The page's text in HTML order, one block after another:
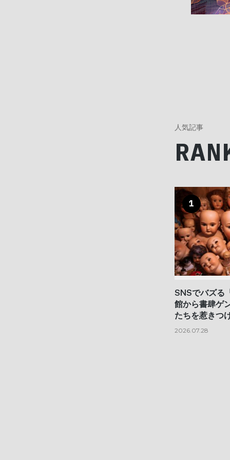
人気記事
1
SNSでバズる
館から書肆ゲ
たちを惹きつ
2026.07.28